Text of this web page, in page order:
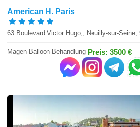
American H. Paris
63 Boulevard Victor Hugo,, Neuilly-sur-Seine,
Magen-Balloon-Behandlung Preis: 3500 €